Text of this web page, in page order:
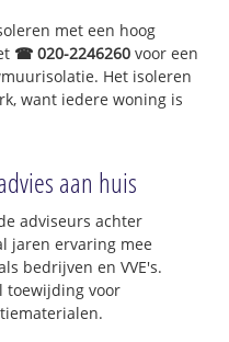
met een hoog
☎ 020-2246260 voor een
Het isoleren
want iedere woning is
aan huis
adviseurs achter
jaren ervaring mee
bedrijven en VVE's.
toewijding voor